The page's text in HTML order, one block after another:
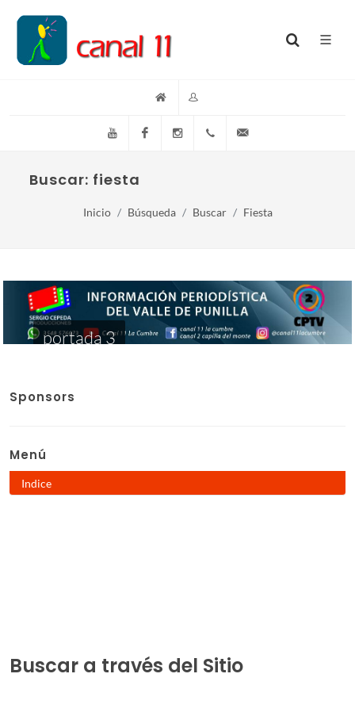
YouTube FacebookInstagram(+54)(9)3548-576073
Buscar: fiesta
Inicio Búsqueda Buscar Fiesta
portada 3
Sponsors
Menú
Indice
Buscar a través del Sitio